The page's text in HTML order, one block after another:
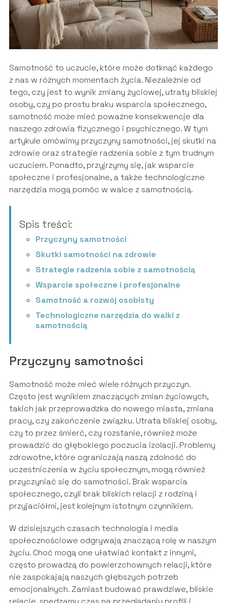
Samotność to uczucie, które może dotknąć każdego
z nas w różnych momentach życia. Niezależnie od
tego, czy jest to wynik zmiany życiowej, utraty bliskiej
osoby, czy po prostu braku wsparcia społecznego,
samotność może mieć poważne konsekwencje dla
naszego zdrowia fizycznego i psychicznego. W tym
artykule omówimy przyczyny samotności, jej skutki na
zdrowie oraz strategie radzenia sobie z tym trudnym
uczuciem. Ponadto, przyjrzymy się, jak wsparcie
społeczne i profesjonalne, a także technologiczne
narzędzia mogą pomóc w walce z samotnością.
Spis treści:
Przyczyny samotności
Skutki samotności na zdrowie
Strategie radzenia sobie z samotnością
Wsparcie społeczne i profesjonalne
Samotność a rozwój osobisty
Technologiczne narzędzia do walki z
samotnością
Przyczyny samotności
Samotność może mieć wiele różnych przyczyn.
Często jest wynikiem znaczących zmian życiowych,
takich jak przeprowadzka do nowego miasta, zmiana
pracy, czy zakończenie związku. Utrata bliskiej osoby,
czy to przez śmierć, czy rozstanie, również może
prowadzić do głębokiego poczucia izolacji. Problemy
zdrowotne, które ograniczają naszą zdolność do
uczestniczenia w życiu społecznym, mogą również
przyczyniać się do samotności. Brak wsparcia
społecznego, czyli brak bliskich relacji z rodziną i
przyjaciółmi, jest kolejnym istotnym czynnikiem.
W dzisiejszych czasach technologia i media
społecznościowe odgrywają znaczącą rolę w naszym
życiu. Choć mogą one ułatwiać kontakt z innymi,
często prowadzą do powierzchownych relacji, które
nie zaspokajają naszych głębszych potrzeb
emocjonalnych. Zamiast budować prawdziwe, bliskie